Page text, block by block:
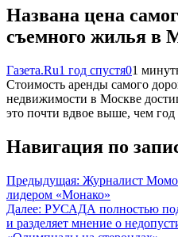
Названа цена
съемного жилья в
Газета.Ru1 год спустя01
Стоимость аренды самого
недвижимости в Москве
это почти вдвое выше, чем год
Навигация по
Предыдущая: Журналист
лидером «Монако»
Далее: РУСАДА полностью
и разделяет мнение о